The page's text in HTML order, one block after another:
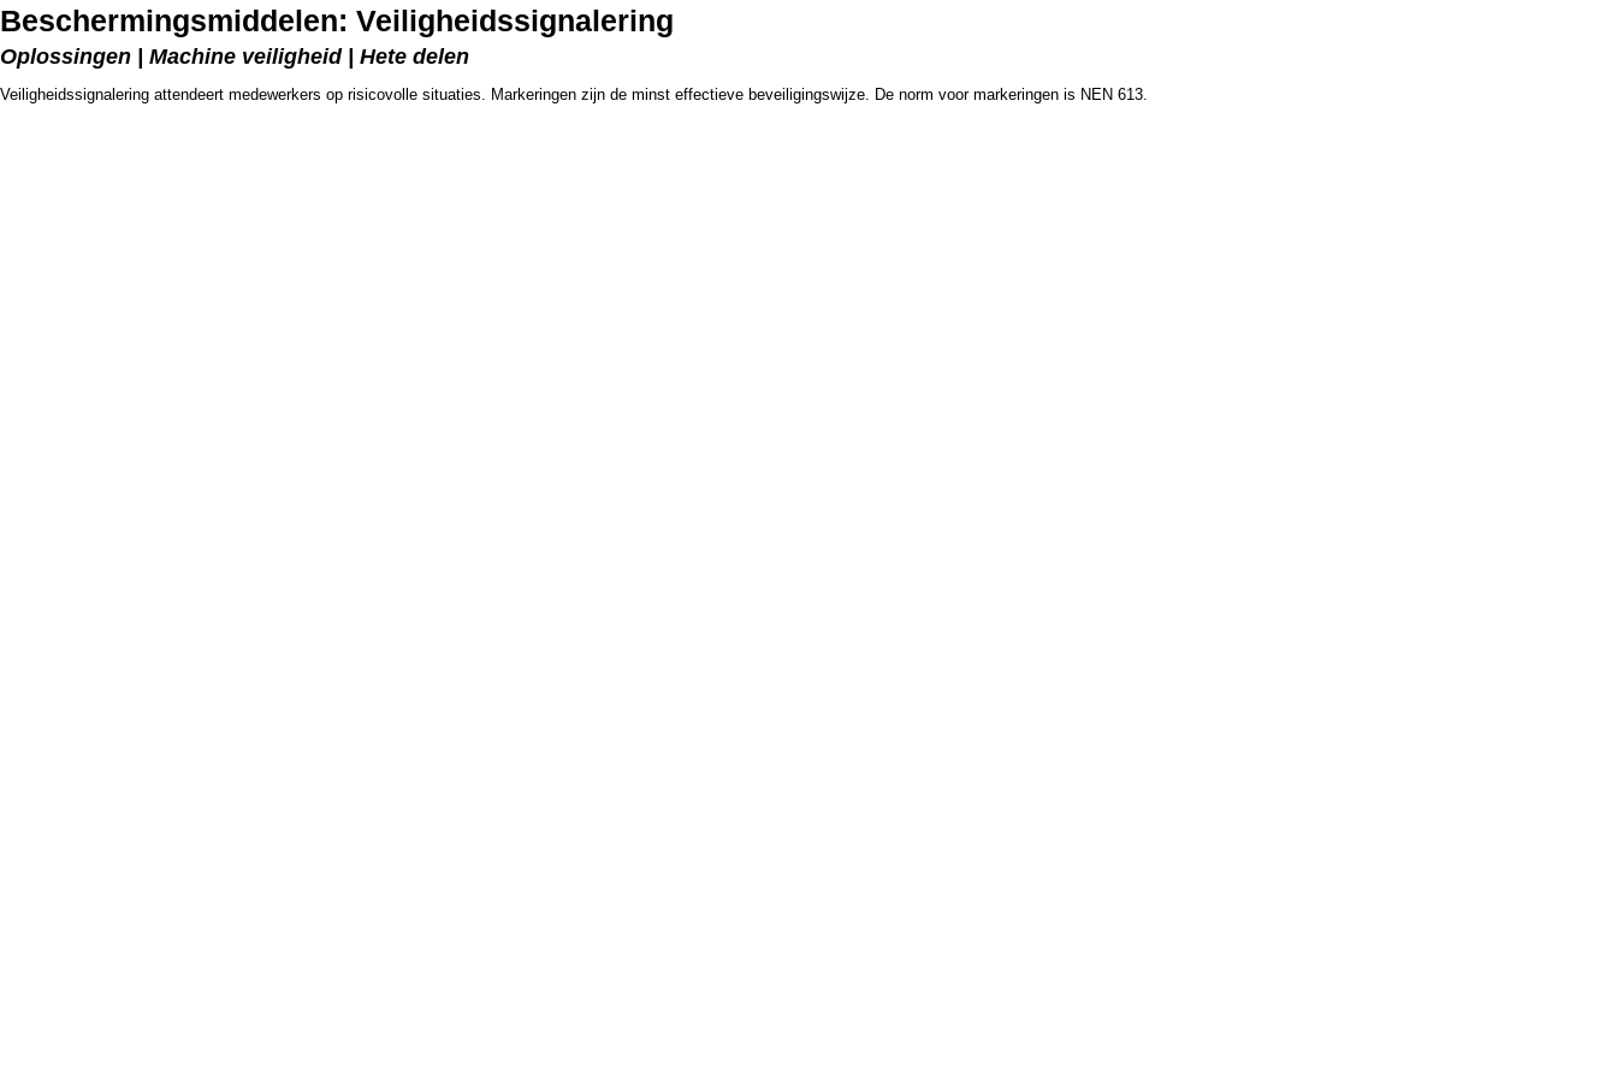
Beschermingsmiddelen: Veiligheidssignalering
Oplossingen | Machine veiligheid | Hete delen
Veiligheidssignalering attendeert medewerkers op risicovolle situaties. Markeringen zijn de minst effectieve beveiligingswijze. De norm voor markeringen is NEN 613.